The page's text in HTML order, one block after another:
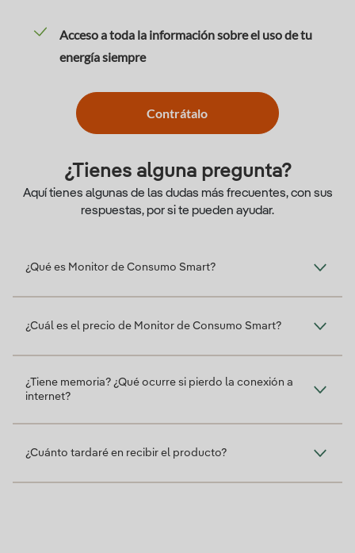
Acceso a toda la información sobre el uso de tu
energía siempre
Contrátalo
¿Tienes alguna pregunta?
Aquí tienes algunas de las dudas más frecuentes, con sus
respuestas, por si te pueden ayudar.
¿Qué es Monitor de Consumo Smart?
¿Cuál es el precio de Monitor de Consumo Smart?
¿Tiene memoria? ¿Qué ocurre si pierdo la conexión a
internet?
¿Cuánto tardaré en recibir el producto?